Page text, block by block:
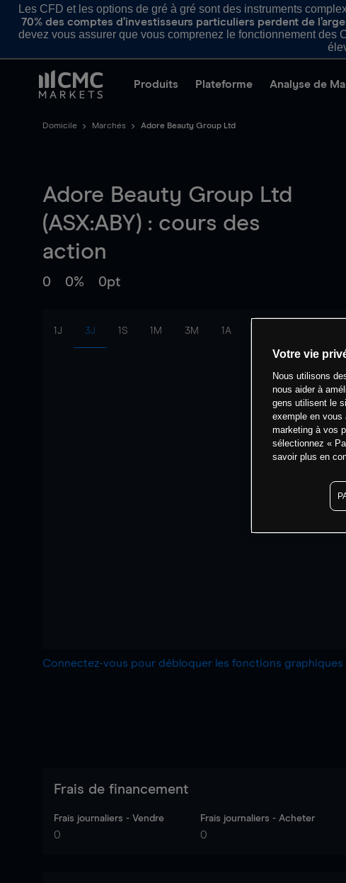
Les CFD et les options de gré à gré sont des instruments
70% des comptes d’investisseurs particuliers perdent de
devez vous assurer que vous comprenez le fonctionnement des
Produits Plateforme Analyse de
Domicile Marchés Adore Beauty Group Ltd
Adore Beauty Group Ltd
(ASX:ABY) : cours des
action
0 0% 0pt
1J 3J 1S 1M 3M 1A
Connectez-vous pour débloquer les fonctions graphiques
Frais de financement
Frais journaliers - Vendre
0
Frais journaliers - Acheter
0
Votre vie
Nous utilisons
nous aider à
gens utilisent le
exemple en vous
marketing à vos
sélectionnez «
savoir plus en